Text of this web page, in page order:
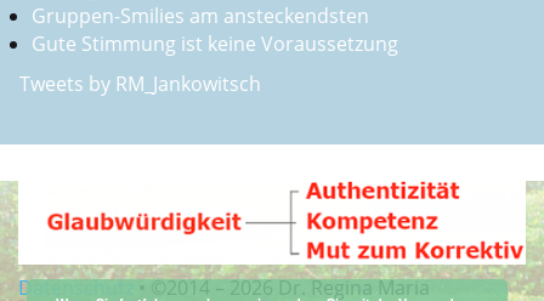
Gruppen-Smilies am ansteckendsten
Gute Stimmung ist keine Voraussetzung
Tweets by RM_Jankowitsch
Datenschutz•©2014 –2026 Dr. Regina Maria